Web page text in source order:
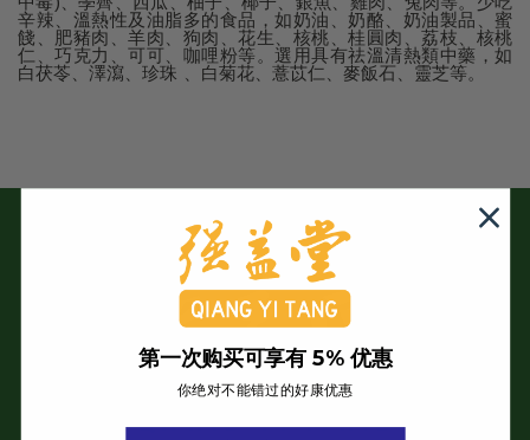
辛辣、溫熱性及油脂多的食品，如奶油、奶酪、奶油製品、蜜
餞、肥豬肉、羊肉、狗肉、花生、核桃、桂圓肉、荔枝、核桃
仁、巧克力、可可、咖哩粉等。選用具有祛溫清熱類中藥，如
白茯苓、澤瀉、珍珠 、白菊花、薏苡仁、麥飯石、靈芝等。
第一次购买可享有 5% 优惠
你绝对不能错过的好康优惠